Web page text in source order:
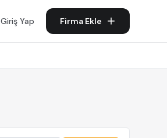
Giriş Yap Firma Ekle